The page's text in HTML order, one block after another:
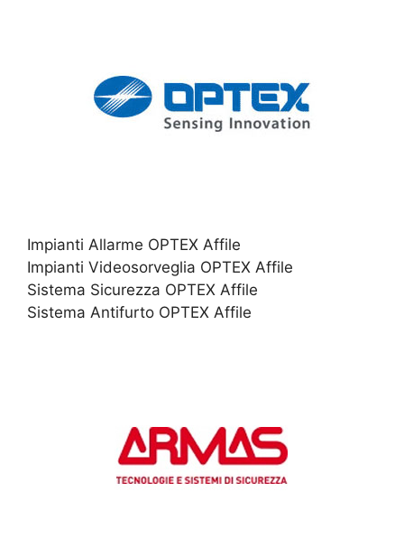
Impianti Allarme OPTEX Affile
Impianti Videosorveglia OPTEX Affile
Sistema Sicurezza OPTEX Affile
Sistema Antifurto OPTEX Affile